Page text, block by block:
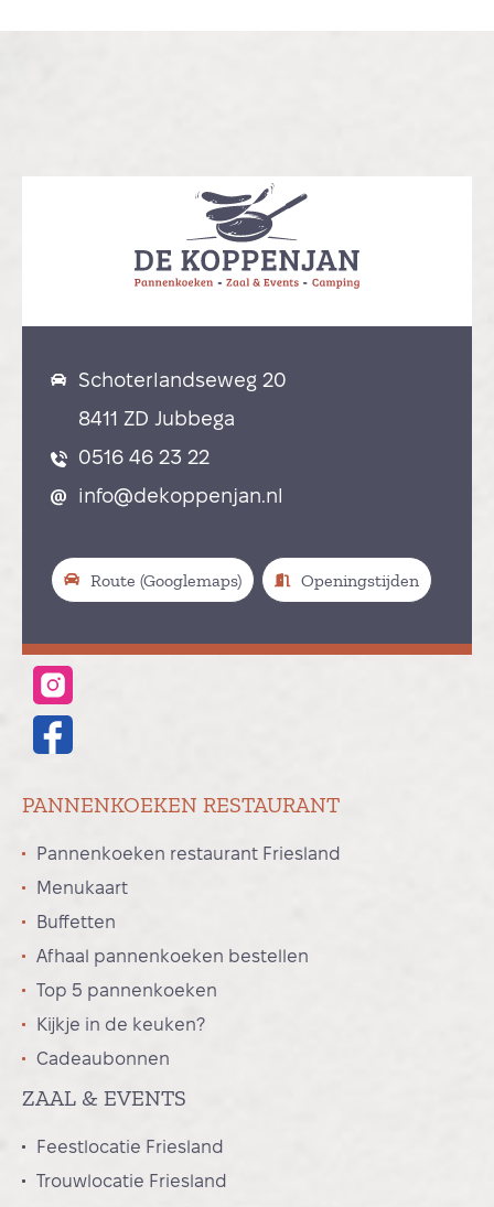
PANNENKOEKEN RESTAURANT
Pannenkoeken restaurant Friesland
Menukaart
Buffetten
Afhaal pannenkoeken bestellen
Top 5 pannenkoeken
Kijkje in de keuken?
Cadeaubonnen
ZAAL & EVENTS
Feestlocatie Friesland
Trouwlocatie Friesland
Schoterlandseweg 20
8411 ZD Jubbega
0516 46 23 22
info@dekoppenjan.nl
Route (Googlemaps) Openingstijden